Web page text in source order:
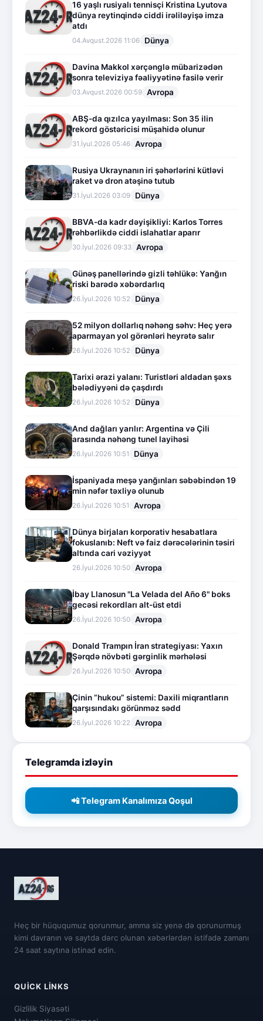
16 yaşlı rusiyalı tennisçi Kristina Lyutova
dünya reytinqində ciddi irəliləyişə imza
atdı
04.Avqust.2026 11:06 Dünya
Davina Makkol xərçənglə mübarizədən
sonra televiziya fəaliyyətinə fasilə verir
03.Avqust.2026 00:59 Avropa
ABŞ-da qızılca yayılması: Son 35 ilin
rekord göstəricisi müşahidə olunur
31.İyul.2026 05:46 Avropa
Rusiya Ukraynanın iri şəhərlərini kütləvi
raket və dron atəşinə tutub
31.İyul.2026 03:09 Dünya
BBVA-da kadr dəyişikliyi: Karlos Torres
rəhbərlikdə ciddi islahatlar aparır
30.İyul.2026 09:33 Avropa
Günəş panellərində gizli təhlükə: Yanğın
riski barədə xəbərdarlıq
26.İyul.2026 10:52 Dünya
52 milyon dollarlıq nəhəng səhv: Heç yerə
aparmayan yol görənləri heyrətə salır
26.İyul.2026 10:52 Dünya
Tarixi ərazi yalanı: Turistləri aldadan şəxs
bələdiyyəni də çaşdırdı
26.İyul.2026 10:52 Dünya
And dağları yarılır: Argentina və Çili
arasında nəhəng tunel layihəsi
26.İyul.2026 10:51 Dünya
İspaniyada meşə yanğınları səbəbindən 19
min nəfər təxliyə olunub
26.İyul.2026 10:51 Avropa
Dünya birjaları korporativ hesabatlara
fokuslanıb: Neft və faiz dərəcələrinin təsiri
altında cari vəziyyət
26.İyul.2026 10:50 Avropa
İbay Llanosun "La Velada del Año 6" boks
gecəsi rekordları alt-üst etdi
26.İyul.2026 10:50 Avropa
Donald Trampın İran strategiyası: Yaxın
Şərqdə növbəti gərginlik mərhələsi
26.İyul.2026 10:50 Avropa
Çinin “hukou” sistemi: Daxili miqrantların
qarşısındakı görünməz sədd
26.İyul.2026 10:22 Avropa
Telegramda izləyin
📲 Telegram Kanalımıza Qoşul
Heç bir hüququmuz qorunmur, amma siz yenə də qorunurmuş
kimi davranın və saytda dərc olunan xəbərlərdən istifadə zamanı
24 saat saytına istinad edin.
QUICK LINKS
Gizlilik Siyasəti